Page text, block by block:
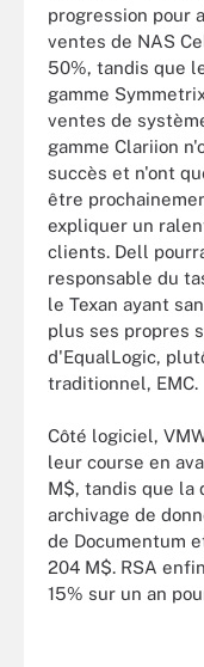
progression pour
ventes de NAS
50%, tandis que
gamme
ventes de
gamme Clariion
succès et n'ont
être
expliquer un
clients. Dell
responsable du
le Texan ayant
plus ses propres
d'EqualLogic,
traditionnel, EMC.
Côté logiciel,
leur course en
M$, tandis que la
archivage de
de Documentum
204 M$. RSA
15% sur un an